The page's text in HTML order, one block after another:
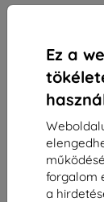
Ez a
forgalom
a
3MK Silver
Alkalmas: